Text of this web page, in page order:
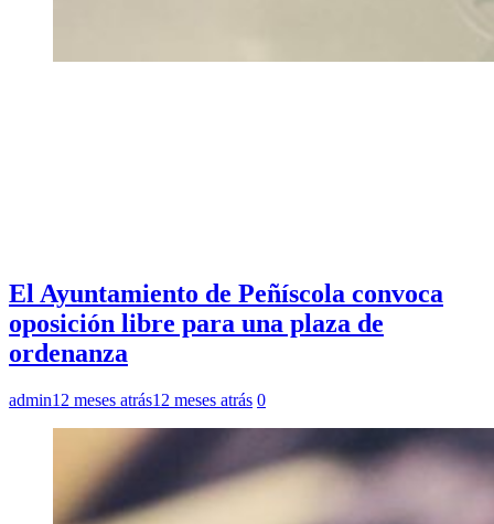
El Ayuntamiento de Peñíscola convoca
oposición libre para una plaza de
ordenanza
admin12 meses atrás12 meses atrás 0